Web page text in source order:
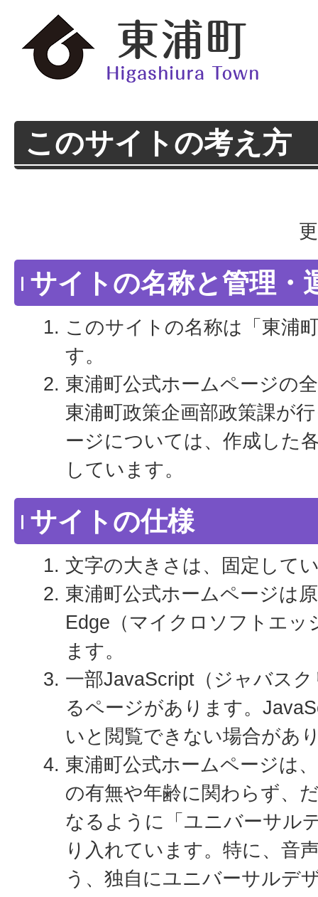
このサイトの考え方
サイトの名称と管理・
このサイトの名称は「東浦
す。
東浦町公式ホームページの
東浦町政策企画部政策課が
ージについては、作成した
しています。
サイトの仕様
文字の大きさは、固定して
東浦町公式ホームページは
Edge（マイクロソフトエッ
ます。
一部JavaScript（ジャバス
るページがあります。
いと閲覧できない場合があ
東浦町公式ホームページは
の有無や年齢に関わらず、
なるように「ユニバーサル
り入れています。特に、音
う、独自にユニバーサルデ